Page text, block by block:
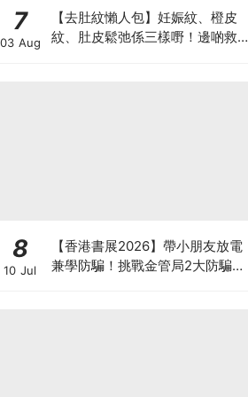
7
03 Aug
【去肚紋懶人包】妊娠紋、橙皮
紋、肚皮鬆弛係三樣嘢！邊啲救得
8
10 Jul
【香港書展2026】帶小朋友放電
兼學防騙！挑戰金管局2大防騙遊